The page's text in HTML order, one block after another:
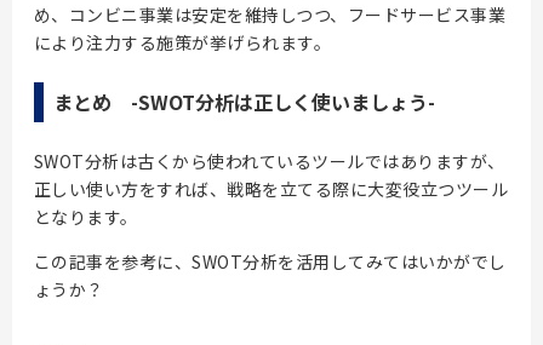
め、コンビニ事業は安定を維持しつつ、フードサービス事業
により注力する施策が挙げられます。
まとめ -SWOT分析は正しく使いましょう-
SWOT分析は古くから使われているツールではありますが、
正しい使い方をすれば、戦略を立てる際に大変役立つツール
となります。
この記事を参考に、SWOT分析を活用してみてはいかがでし
ょうか？